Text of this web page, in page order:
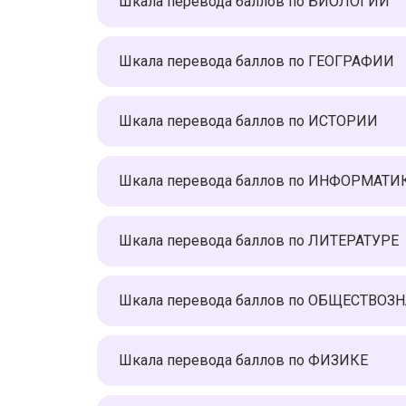
Шкала перевода баллов по ГЕОГРАФИИ
Шкала перевода баллов по ИСТОРИИ
Шкала перевода баллов по
Шкала перевода баллов по ЛИТЕРАТУРЕ
Шкала перевода баллов по
Шкала перевода баллов по ФИЗИКЕ